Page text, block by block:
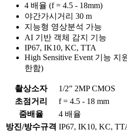
4 배율 (f = 4.5 - 18mm)
야간가시거리 30 m
지능형 영상분석 가능
AI 기반 객체 감지 기능
IP67, IK10, KC, TTA
High Sensitive Event 기능 지
한함)
촬상소자
1/2” 2MP CMOS
초점거리
f = 4.5 - 18 mm
줌배율
4 배율
방진/방수규격 IP67, IK10, KC,